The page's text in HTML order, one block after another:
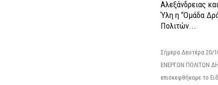
Αλεξάνδρειας
Ύλη η “Ομάδα
Πολιτών...
Σήμερα Δευτέρα
ΕΝΕΡΓΩΝ ΠΟΛΙΤΩΝ
επισκεφθήκαμε το